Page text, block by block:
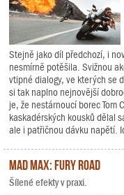
Stejně jako díl předchozí, i
nesmírně potěšila. Svižnou
vtipné dialogy, ve kterých se
si tak naplno nejnovější
je, že nestárnoucí borec Tom
kaskadérských kousků dělal
ale i patřičnou dávku napětí.
Mad Max: Fury Road
Šílené efekty v praxi.